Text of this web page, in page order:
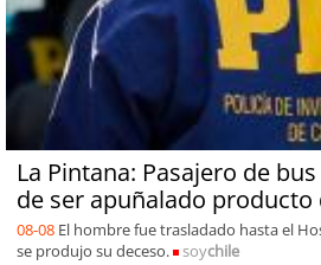
La Pintana: Pasajero de
de ser apuñalado producto
08-08 El hombre fue trasladado hasta el
se produjo su deceso.
soychile